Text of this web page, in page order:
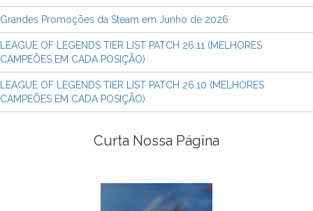
Grandes Promoções da Steam em Junho de 2026
LEAGUE OF LEGENDS TIER LIST PATCH 26.11 (MELHORES
CAMPEÕES EM CADA POSIÇÃO)
LEAGUE OF LEGENDS TIER LIST PATCH 26.10 (MELHORES
CAMPEÕES EM CADA POSIÇÃO)
Curta Nossa Página